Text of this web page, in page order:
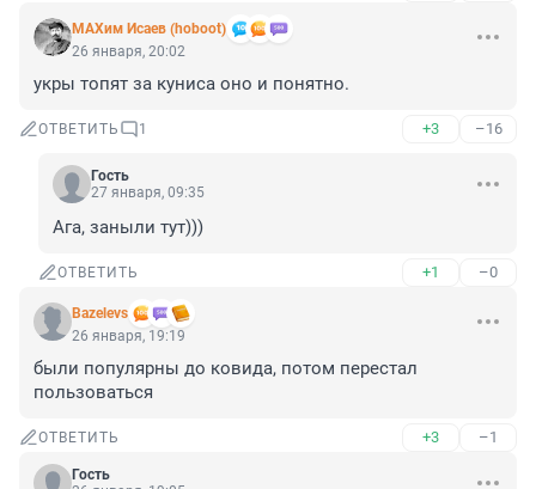
МАХим Исаев (hoboot)
26 января, 20:02
укры топят за куниса оно и понятно.
ОТВЕТИТЬ 1 +3 –16
Гость
27 января, 09:35
Ага, заныли тут)))
ОТВЕТИТЬ +1 –0
Bazelevs
26 января, 19:19
были популярны до ковида, потом перестал
пользоваться
ОТВЕТИТЬ +3 –1
Гость